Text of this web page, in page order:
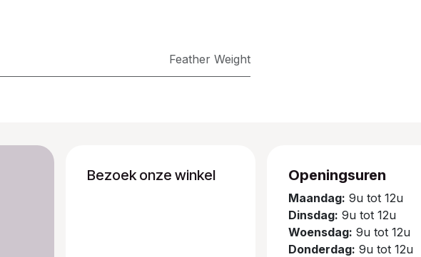
Feather Weight
Bezoek onze winkel Openingsuren
Maandag: 9u tot 12u
Dinsdag: 9u tot 12u
Woensdag: 9u tot 12u
Donderdag: 9u tot 12u